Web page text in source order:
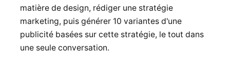
matière de design, rédiger une stratégie
marketing, puis générer 10 variantes d'une
publicité basées sur cette stratégie, le tout dans
une seule conversation.